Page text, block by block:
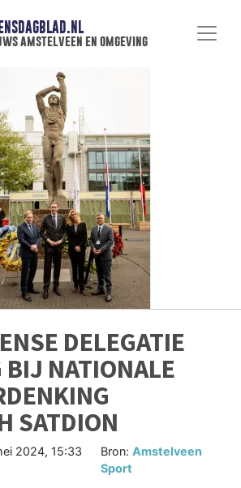
amstelveen en omgeving
DELEGATIE
BIJ NATIONALE
SATDION
2024, 15:33
Bron: Amstelveen
Sport